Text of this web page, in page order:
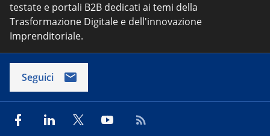
testate e portali B2B dedicati ai temi della
Trasformazione Digitale e dell'innovazione
Imprenditoriale.
Seguici